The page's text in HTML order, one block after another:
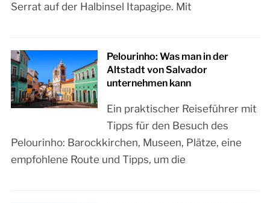
Serrat auf der Halbinsel Itapagipe. Mit
Pelourinho: Was man in der
Altstadt von Salvador
unternehmen kann
Ein praktischer Reiseführer mit
Tipps für den Besuch des
Pelourinho: Barockkirchen, Museen, Plätze, eine
empfohlene Route und Tipps, um die